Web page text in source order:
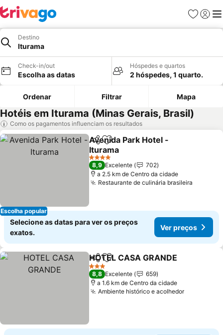
Favoritos
Iniciar
Destino
Iturama
Check-in/out
Escolha as datas
Hóspedes e quartos
2 hóspedes, 1 quarto.
Ordenar Filtrar Mapa
Hotéis em Iturama (Minas Gerais, Brasil)
Como os pagamentos influenciam os resultados
Escolha popular
PartilharAdicionar aos favoritos
Avenida Park Hotel -
Iturama
Ver preços
4 Estrelas
8,9 Excelente
702
a 2.5 km de Centro da cidade
Restaurante de culinária brasileira
Selecione as datas para ver os preços
exatos.
Ver preços
PartilharAdicionar aos favoritos
HOTEL CASA GRANDE
3 Estrelas
8,8 Excelente
659
a 1.6 km de Centro da cidade
Ambiente histórico e acolhedorVer